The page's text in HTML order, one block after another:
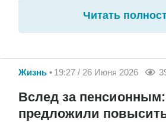
Читать
Жизнь 19:27 / 26 Июня 2026
Вслед за
предложили